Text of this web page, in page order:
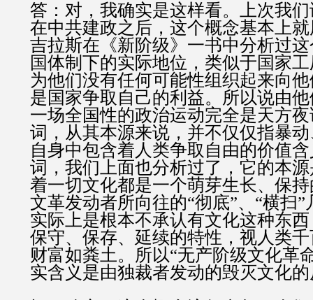
答：对，我确实是这样看。上次我
在中共建政之后，这个概念基本上
吉拉斯在《新阶级》一书中分析过
国体制下的实际地位，类似于国家
为他们没有任何可能性组织起来向
是国家争取自己的利益。所以说由
一场全国性的政治运动完全是天方
词，从其本源来说，并不仅仅指暴
自身中包含着人类争取自由的价值
词，我们上面也分析过了，它的本
着一切文化都是一个萌芽生长、保
文革发动者所向往的“彻底”、“横扫”
实际上是根本不承认有文化这种东
保守、保存、延续的特性，视人类
财富如粪土。所以“无产阶级文化革
实含义是由独裁者发动的毁灭文化